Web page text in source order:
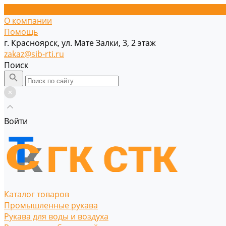
О компании
Помощь
г. Красноярск, ул. Мате Залки, 3, 2 этаж
zakaz@sib-rti.ru
Поиск
Войти
Каталог товаров
Промышленные рукава
Рукава для воды и воздуха